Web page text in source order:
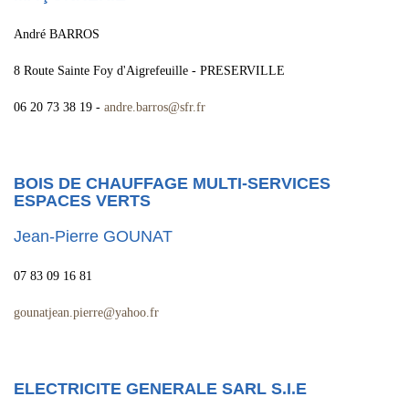
André BARROS
8 Route Sainte Foy d'Aigrefeuille - PRESERVILLE
06 20 73 38 19 - andre.barros@sfr.fr
BOIS DE CHAUFFAGE MULTI-SERVICES
ESPACES VERTS
Jean-Pierre GOUNAT
07 83 09 16 81
gounatjean.pierre@yahoo.fr
ELECTRICITE GENERALE SARL S.I.E